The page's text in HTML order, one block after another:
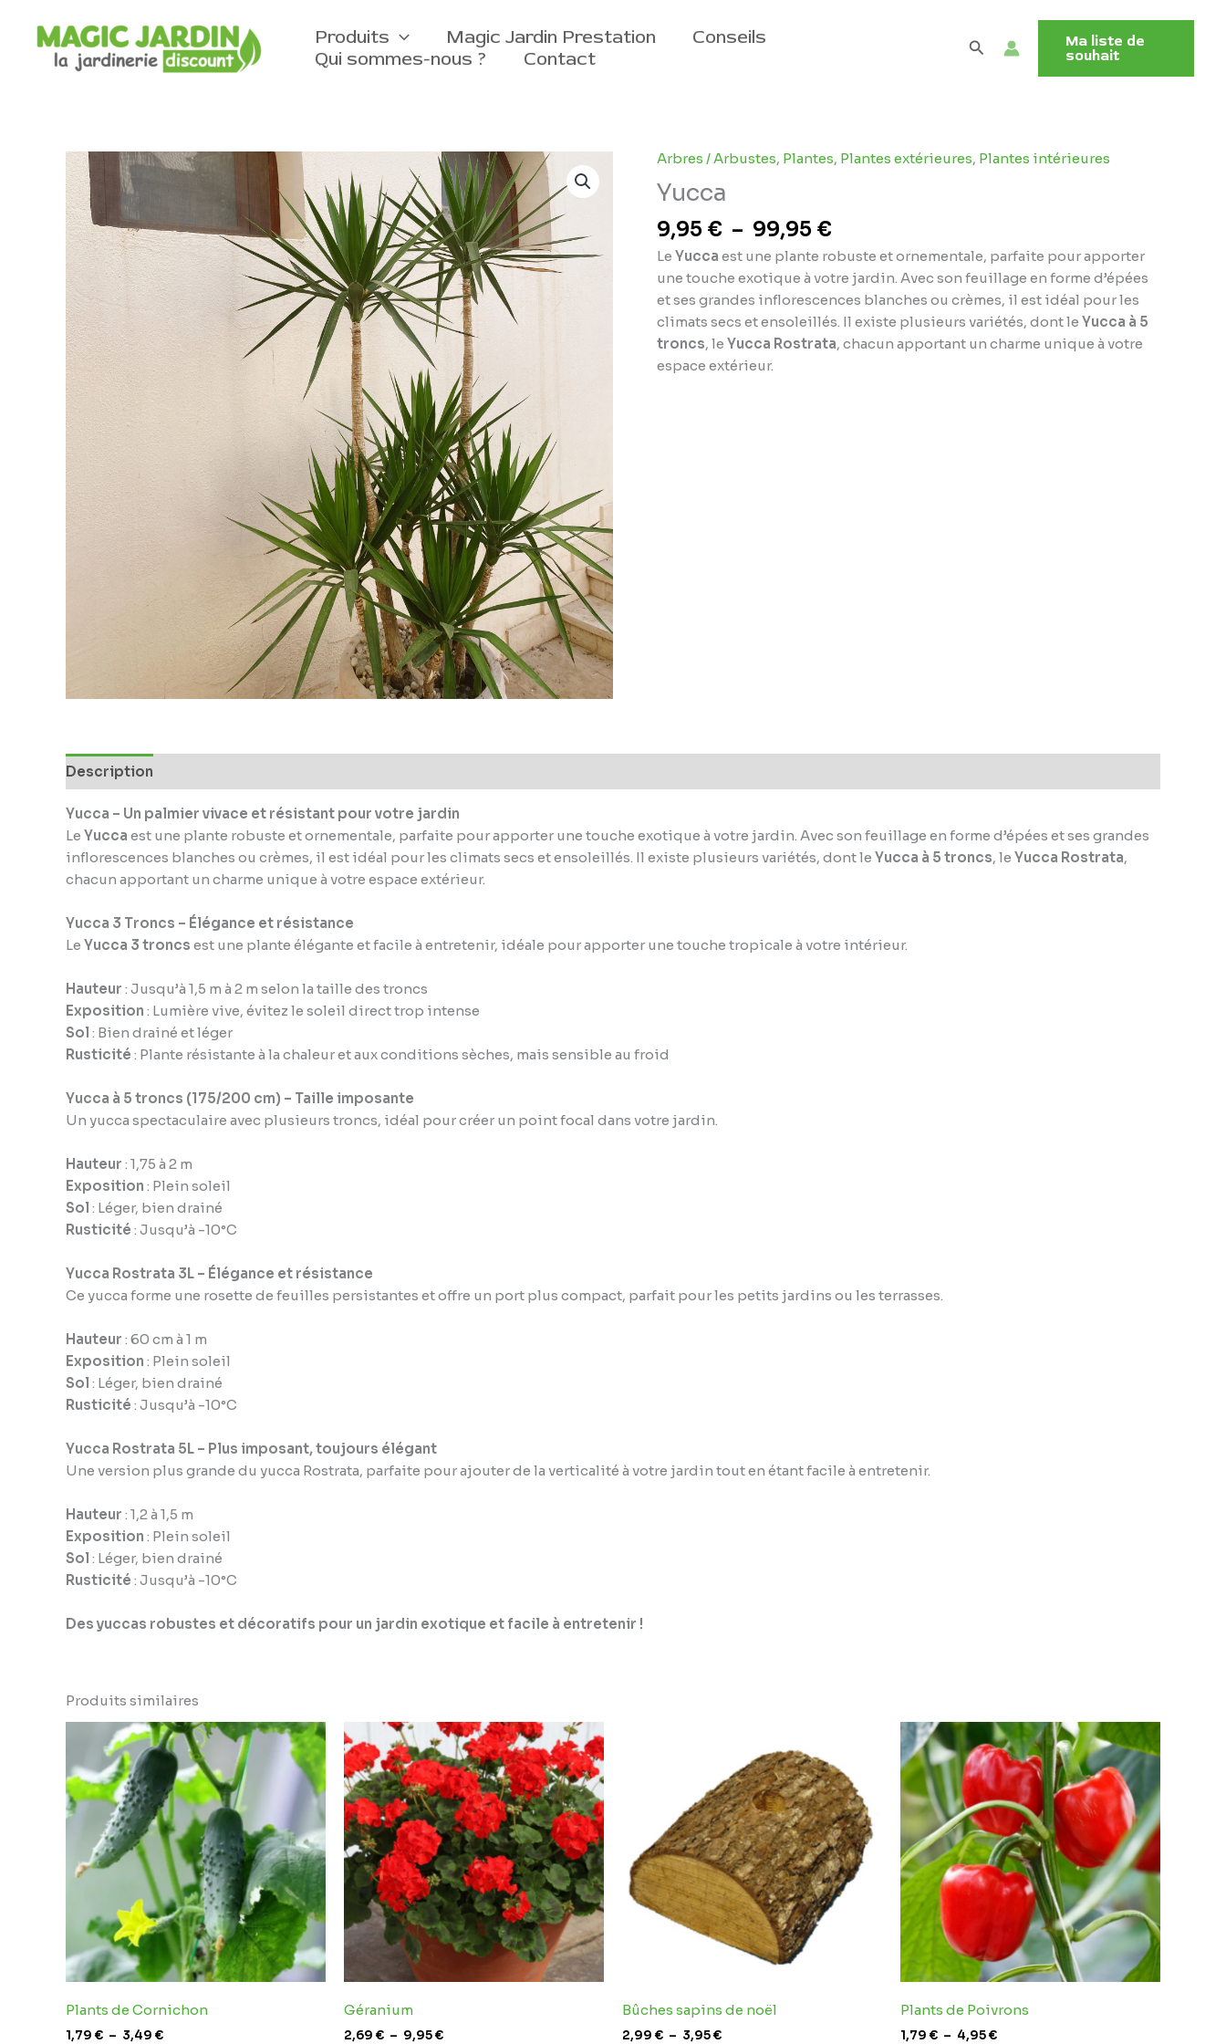
contenu
Produits Magic Jardin Prestation
Conseils
Qui sommes-nous ?
Contact
RechercherMa liste de
souhait
Arbres / Arbustes, Plantes, Plantes extérieures, Plantes intérieures
Yucca
9,95 € – 99,95 €
Plage
à
99,95 €
Le Yucca est une plante robuste et ornementale, parfaite pour apporter
une touche exotique à votre jardin. Avec son feuillage en forme d’épées
et ses grandes inflorescences blanches ou crèmes, il est idéal pour les
climats secs et ensoleillés. Il existe plusieurs variétés, dont le Yucca à 5
troncs, le Yucca Rostrata, chacun apportant un charme unique à votre
espace extérieur.
Description
Yucca – Un palmier vivace et résistant pour votre jardin
Le Yucca est une plante robuste et ornementale, parfaite pour apporter une touche exotique à votre jardin. Avec son feuillage en forme d’épées et ses grandes
inflorescences blanches ou crèmes, il est idéal pour les climats secs et ensoleillés. Il existe plusieurs variétés, dont le Yucca à 5 troncs, le Yucca Rostrata,
chacun apportant un charme unique à votre espace extérieur.
Yucca 3 Troncs – Élégance et résistance
Le Yucca 3 troncs est une plante élégante et facile à entretenir, idéale pour apporter une touche tropicale à votre intérieur.
Hauteur : Jusqu’à 1,5 m à 2 m selon la taille des troncs
Exposition : Lumière vive, évitez le soleil direct trop intense
Sol : Bien drainé et léger
Rusticité : Plante résistante à la chaleur et aux conditions sèches, mais sensible au froid
Yucca à 5 troncs (175/200 cm) – Taille imposante
Un yucca spectaculaire avec plusieurs troncs, idéal pour créer un point focal dans votre jardin.
Hauteur : 1,75 à 2 m
Exposition : Plein soleil
Sol : Léger, bien drainé
Rusticité : Jusqu’à -10°C
Yucca Rostrata 3L – Élégance et résistance
Ce yucca forme une rosette de feuilles persistantes et offre un port plus compact, parfait pour les petits jardins ou les terrasses.
Hauteur : 60 cm à 1 m
Exposition : Plein soleil
Sol : Léger, bien drainé
Rusticité : Jusqu’à -10°C
Yucca Rostrata 5L – Plus imposant, toujours élégant
Une version plus grande du yucca Rostrata, parfaite pour ajouter de la verticalité à votre jardin tout en étant facile à entretenir.
Hauteur : 1,2 à 1,5 m
Exposition : Plein soleil
Sol : Léger, bien drainé
Rusticité : Jusqu’à -10°C
Des yuccas robustes et décoratifs pour un jardin exotique et facile à entretenir !
Produits similaires
Plants de Cornichon
1,79 € – 3,49 €
Plage
de
prix :
1,79 €
à
3,49 €
Géranium
2,69 € – 9,95€
Plage
de
prix :
2,69 €
à
9,95 €
Bûches sapins de noël
2,99 € – 3,95€
prix :
2,99 €
à
3,95 €
Plants de Poivrons
1,79 € – 4,95€
Plage
de
prix :
1,79 €
à
4,95 €